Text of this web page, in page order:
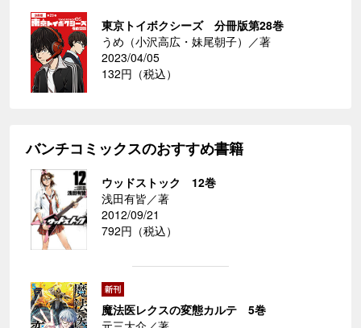
東京トイボクシーズ 分冊版第28巻
うめ（小沢高広・妹尾朝子）／著
2023/04/05
132円（税込）
バンチコミックスのおすすめ書籍
ウッドストック 12巻
浅田有皆／著
2012/09/21
792円（税込）
魔法医レクスの変態カルテ 5巻